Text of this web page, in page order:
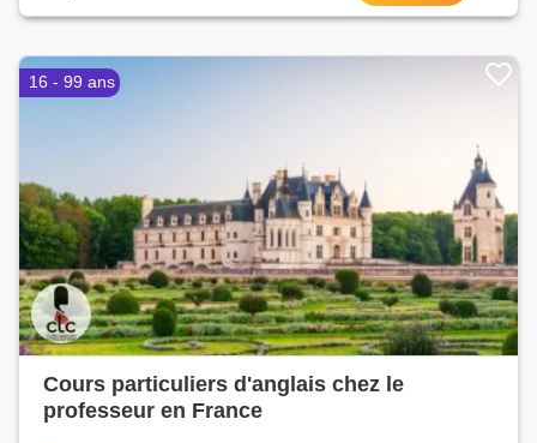
16 - 99 ans
Cours particuliers d'anglais chez le
professeur en France